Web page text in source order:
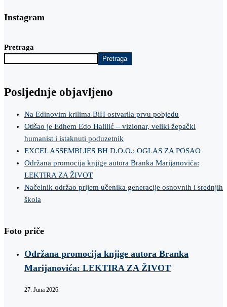
Instagram
Pretraga
Pretraga
Posljednje objavljeno
Na Edinovim krilima BiH ostvarila prvu pobjedu
Otišao je Edhem Edo Halilić – vizionar, veliki žepački
humanist i istaknuti poduzetnik
EXCEL ASSEMBLIES BH D.O.O.: OGLAS ZA POSAO
Održana promocija knjige autora Branka Marijanovića:
LEKTIRA ZA ŽIVOT
Načelnik održao prijem učenika generacije osnovnih i srednjih
škola
Foto priče
Održana promocija knjige autora Branka
Marijanovića: LEKTIRA ZA ŽIVOT
27. Juna 2026.